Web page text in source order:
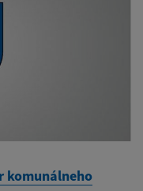
komunálneho